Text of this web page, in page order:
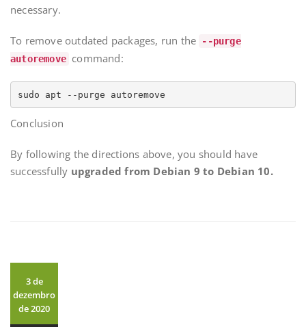
necessary.
To remove outdated packages, run the
--purge
autoremove command:
sudo apt --purge autoremove
Conclusion
By following the directions above, you should have
successfully upgraded from Debian 9 to Debian 10.
3 de
dezembro
de 2020